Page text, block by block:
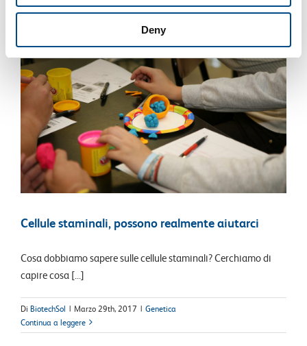
Deny
Cellule staminali, possono realmente aiutarci
Cosa dobbiamo sapere sulle cellule staminali? Cerchiamo di
capire cosa [...]
Di BiotechSol | Marzo 29th, 2017 | Genetica
Continua a leggere